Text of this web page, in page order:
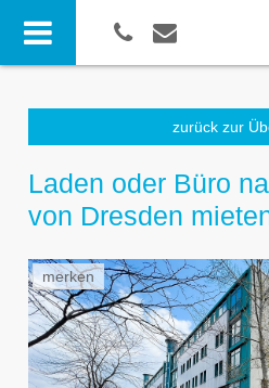
zurück zur
Laden oder Büro
von Dresden
merken